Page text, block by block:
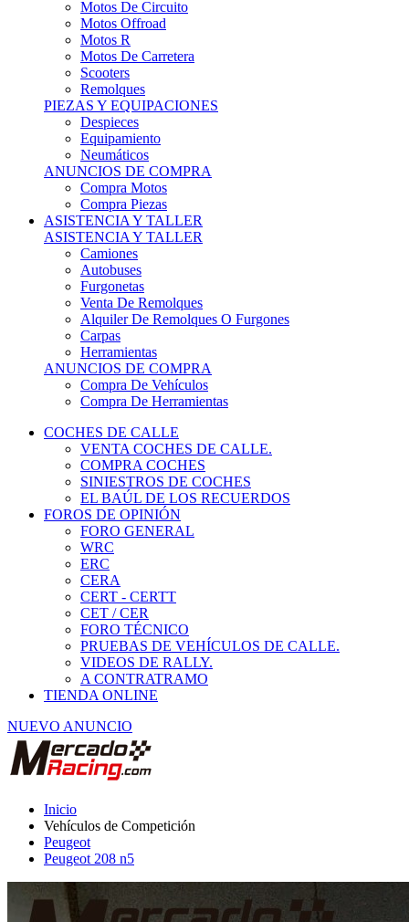
Motos R
Motos De Carretera
Scooters
Remolques
PIEZAS Y EQUIPACIONES
Despieces
Equipamiento
Neumáticos
ANUNCIOS DE COMPRA
Compra Motos
Compra Piezas
ASISTENCIA Y TALLER
ASISTENCIA Y TALLER
Camiones
Autobuses
Furgonetas
Venta De Remolques
Alquiler De Remolques O Furgones
Carpas
Herramientas
ANUNCIOS DE COMPRA
Compra De Vehículos
Compra De Herramientas
COCHES DE CALLE
VENTA COCHES DE CALLE.
COMPRA COCHES
SINIESTROS DE COCHES
EL BAÚL DE LOS RECUERDOS
FOROS DE OPINIÓN
FORO GENERAL
WRC
ERC
CERA
CERT - CERTT
CET / CER
FORO TÉCNICO
PRUEBAS DE VEHÍCULOS DE CALLE.
VIDEOS DE RALLY.
A CONTRATRAMO
TIENDA ONLINE
NUEVO ANUNCIO
Vehículos de Competición
Peugeot
Peugeot 208 n5